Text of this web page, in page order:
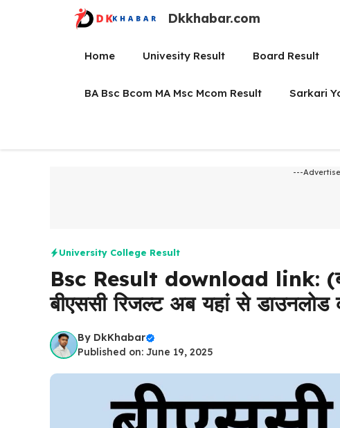
Dkkhabar.com
Home Univesity Result Board Result
BA Bsc Bcom MA Msc Mcom Result Sarkari
---
University College Result
Bsc Result download link:
बीएससी रिजल्ट अब यहां से
By DkKhabar
Published on: June 19, 2025